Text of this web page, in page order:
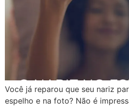
Você já reparou que seu nariz
espelho e na foto? Não é